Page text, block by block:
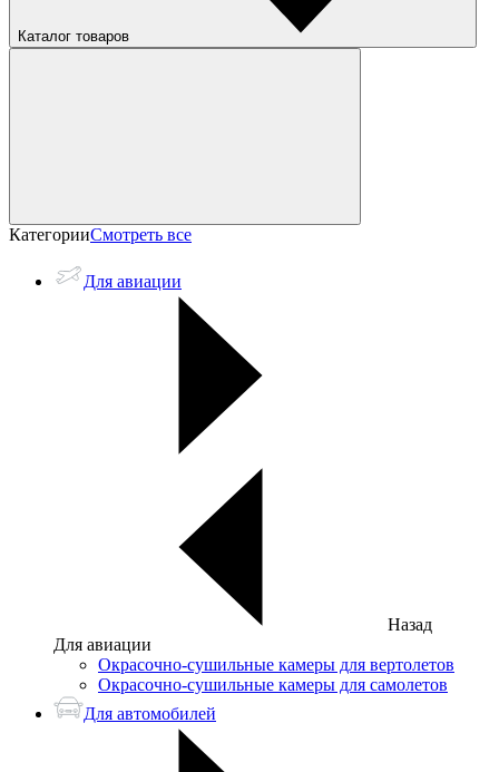
Каталог товаров
КатегорииСмотреть все
Для авиации
Назад
Для авиации
Окрасочно-сушильные камеры для вертолетов
Окрасочно-сушильные камеры для самолетов
Для автомобилей